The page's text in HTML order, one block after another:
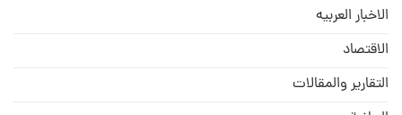
الاخبار العربيه
الاقتصاد
التقارير والمقالات